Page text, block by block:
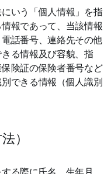
いう「個人情報」を指
報であって、当該情報
話番号、連絡先その他
る情報及び容貌、指
険証の保険者番号など
できる情報（個人識別
）
る際に氏名、生年月